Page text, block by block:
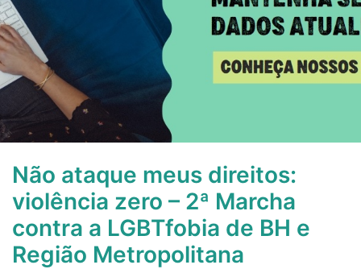
Não ataque meus direitos:
violência zero – 2ª Marcha
contra a LGBTfobia de BH e
Região Metropolitana